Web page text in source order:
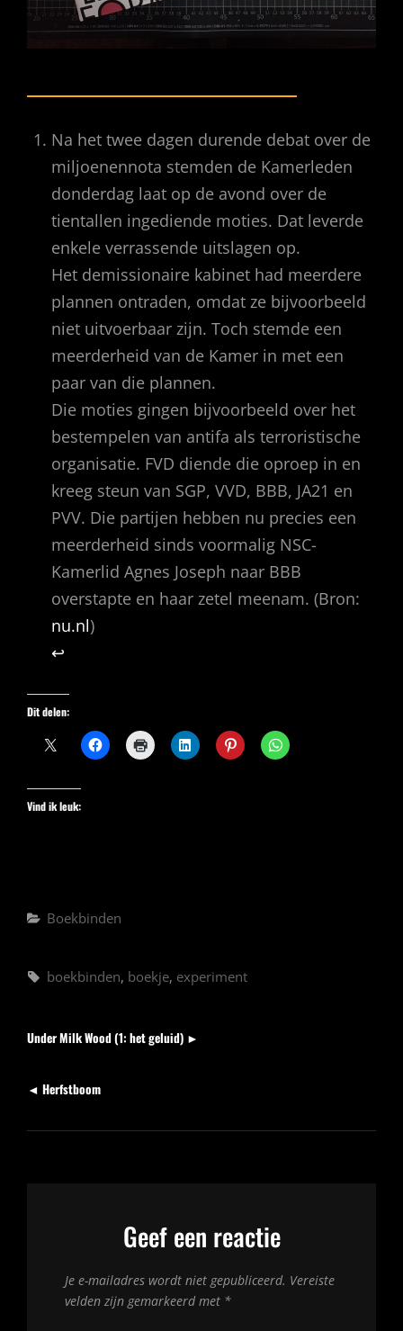
Na het twee dagen durende debat over de
miljoenennota stemden de Kamerleden
donderdag laat op de avond over de
tientallen ingediende moties. Dat leverde
enkele verrassende uitslagen op.
Het demissionaire kabinet had meerdere
plannen ontraden, omdat ze bijvoorbeeld
niet uitvoerbaar zijn. Toch stemde een
meerderheid van de Kamer in met een
paar van die plannen.
Die moties gingen bijvoorbeeld over het
bestempelen van antifa als terroristische
organisatie. FVD diende die oproep in en
kreeg steun van SGP, VVD, BBB, JA21 en
PVV. Die partijen hebben nu precies een
meerderheid sinds voormalig NSC-
Kamerlid Agnes Joseph naar BBB
overstapte en haar zetel meenam. (Bron:
nu.nl)
↩︎
Dit delen:
Vind ik leuk:
Categorieën
Boekbinden
Tags,
boekbinden, boekje, experiment
Berichten
Vorig
◄ Herfstboom
Volgend
Under Milk Wood (1: het geluid) ►
Geef een reactie
Je e-mailadres wordt niet gepubliceerd. Vereiste
velden zijn gemarkeerd met *